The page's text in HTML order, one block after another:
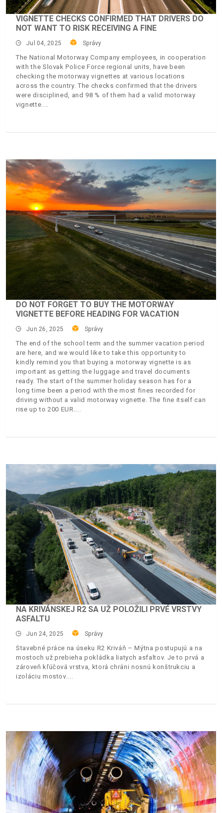
VIGNETTE CHECKS CONFIRMED THAT DRIVERS DO
NOT WANT TO RISK RECEIVING A FINE
Jul 04, 2025 Správy
The National Motorway Company employees, in cooperation
with the Slovak Police Force regional units, have been
checking the motorway vignettes at various locations
across the country. The checks confirmed that the drivers
were disciplined, and 98 % of them had a valid motorway
vignette.
DO NOT FORGET TO BUY THE MOTORWAY
VIGNETTE BEFORE HEADING FOR VACATION
Jun 26, 2025 Správy
The end of the school term and the summer vacation period
are here, and we would like to take this opportunity to
kindly remind you that buying a motorway vignette is as
important as getting the luggage and travel documents
ready. The start of the summer holiday season has for a
long time been a period with the most fines recorded for
driving without a valid motorway vignette. The fine itself can
rise up to 200 EUR.
NA KRIVÁNSKEJ R2 SA UŽ POLOŽILI PRVÉ VRSTVY
ASFALTU
Jun 24, 2025 Správy
Stavebné práce na úseku R2 Kriváň – Mýtna postupujú a na
mostoch už prebieha pokládka liatych asfaltov. Je to prvá a
zároveň kľúčová vrstva, ktorá chráni nosnú konštrukciu a
izoláciu mostov.